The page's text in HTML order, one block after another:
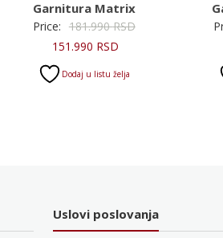
Garnitura Matrix
Price: 181.990RSDOriginalna
151.990 RSDTrenutna
Dodaj u listu želja
Uslovi poslovanja